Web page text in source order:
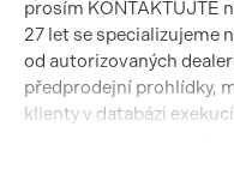
prosím KONTAKTUJTE
27 let se specializujeme
od autorizovaných
předprodejní prohlídky,
klienty v databázi
Nabízíme výhodný